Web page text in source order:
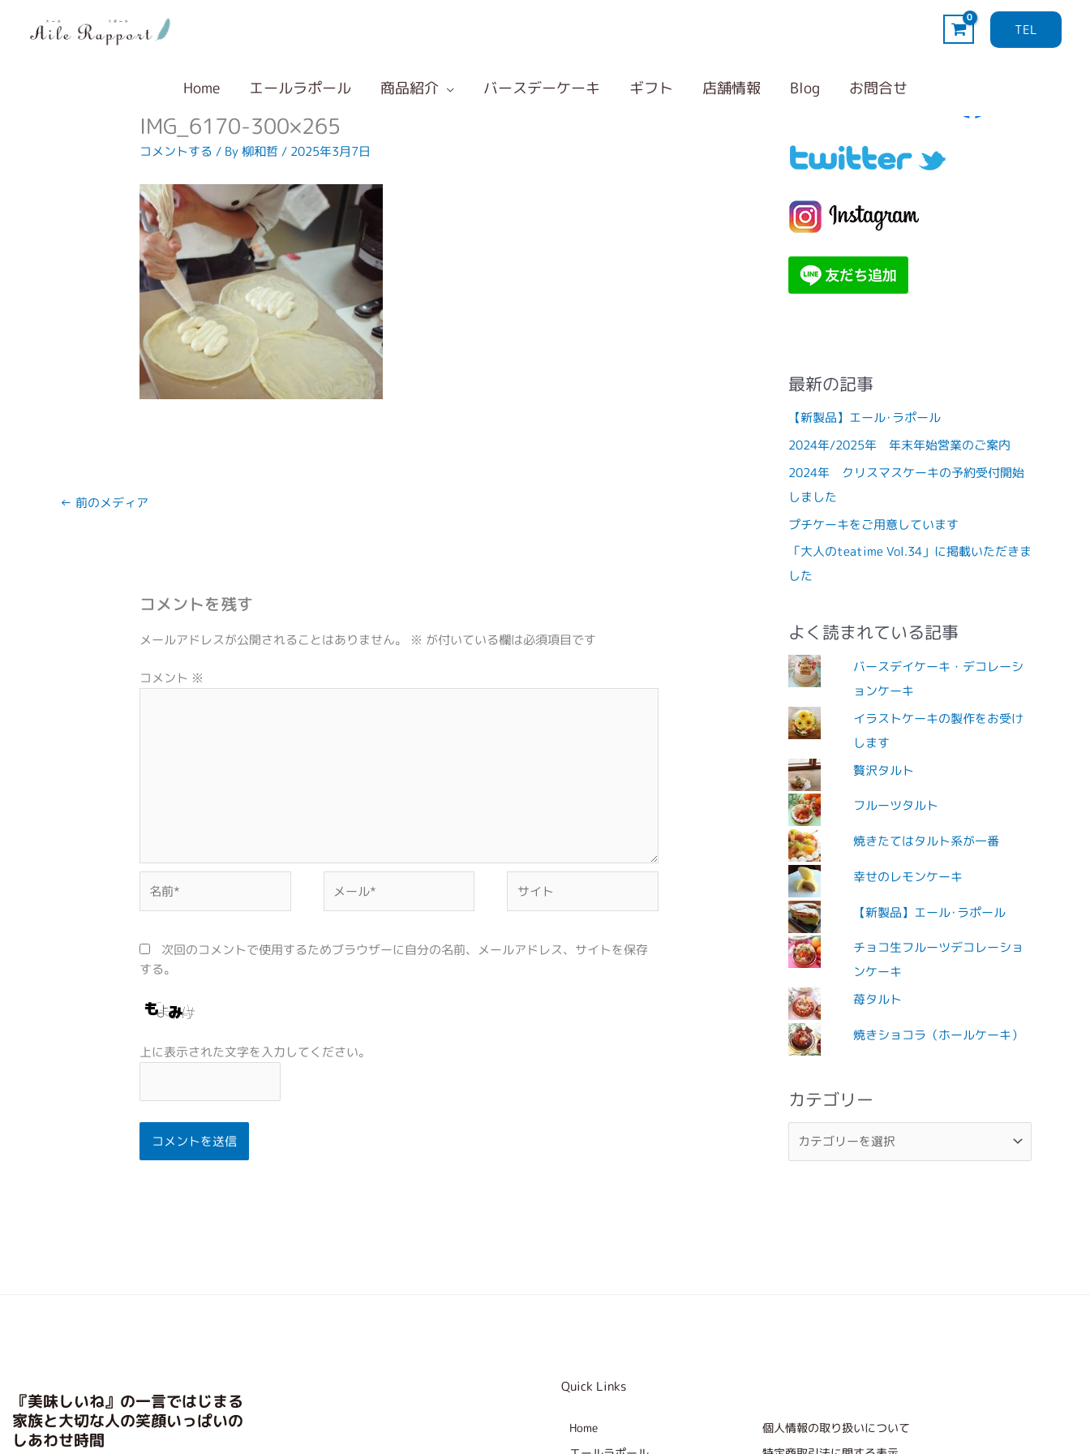
TEL
Home エールラポール 商品紹介 バースデーケーキ ギフト 店舗情報 Blog お問合せ
IMG_6170-300×265
コメントする / By柳和哲/ 2025年3月7日
← 前のメディア
コメントを残す
メールアドレスが公開されることはありません。 ※ が付いている欄は必須項目です
コメント ※
前
次回のコメントで使用するためブラウザーに自分の名前、メールアドレス、サイトを保存
する。
上に表示された文字を入力してください。
最新の記事
【新製品】エール･ラポール
2024年/2025年 年末年始営業のご案内
2024年 クリスマスケーキの予約受付開始
しました
プチケーキをご用意しています
「大人のteatime Vol.34」に掲載いただきま
した
よく読まれている記事
バースデイケーキ・デコレーシ
ョンケーキ
イラストケーキの製作をお受け
します
贅沢タルト
フルーツタルト
焼きたてはタルト系が一番
幸せのレモンケーキ
【新製品】エール･ラポール
チョコ生フルーツデコレーショ
ンケーキ
苺タルト
焼きショコラ（ホールケーキ）
カテゴリー
テ
ー
『美味しいね』の一言ではじまる
家族と大切な人の笑顔いっぱいの
しあわせ時間
Quick Links
Home
個人情報の取り扱いについて